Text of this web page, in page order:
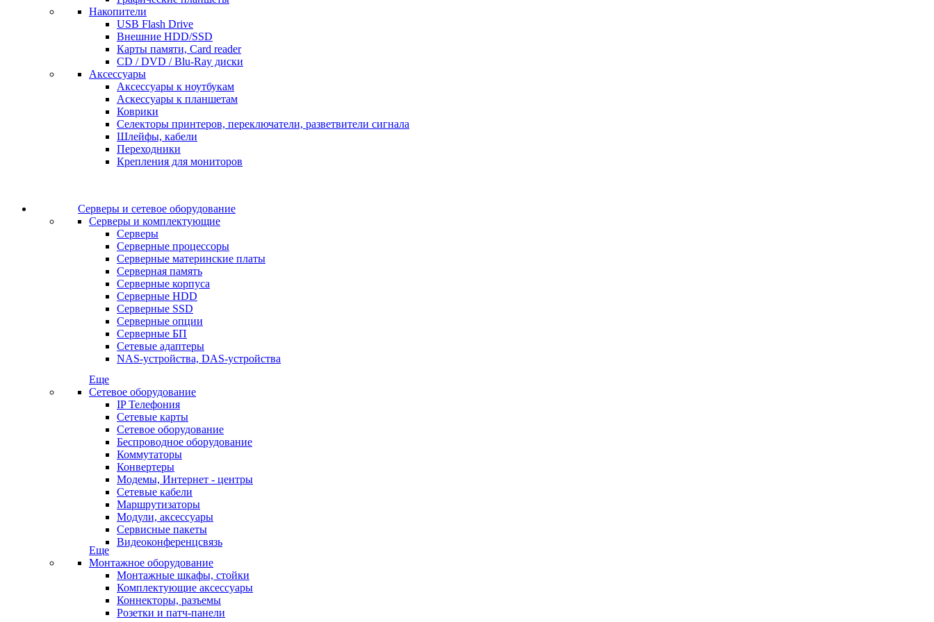
Накопители
USB Flash Drive
Внешние HDD/SSD
Карты памяти, Card reader
CD / DVD / Blu-Ray диски
Аксессуары
Аксессуары к ноутбукам
Аскессуары к планшетам
Коврики
Селекторы принтеров, переключатели, разветвители сигнала
Шлейфы, кабели
Переходники
Крепления для мониторов
Серверы и сетевое оборудование
Серверы и комплектующие
Серверы
Серверные процессоры
Серверные материнские платы
Серверная память
Серверные корпуса
Серверные HDD
Серверные SSD
Серверные опции
Серверные БП
Сетевые адаптеры
NAS-устройства, DAS-устройства
Еще
Сетевое оборудование
IP Телефония
Сетевые карты
Сетевое оборудование
Беспроводное оборудование
Коммутаторы
Конвертеры
Модемы, Интернет - центры
Сетевые кабели
Маршрутизаторы
Модули, аксессуары
Сервисные пакеты
Видеоконференцсвязь
Еще
Монтажное оборудование
Монтажные шкафы, стойки
Комплектующие аксессуары
Коннекторы, разъемы
Розетки и патч-панели